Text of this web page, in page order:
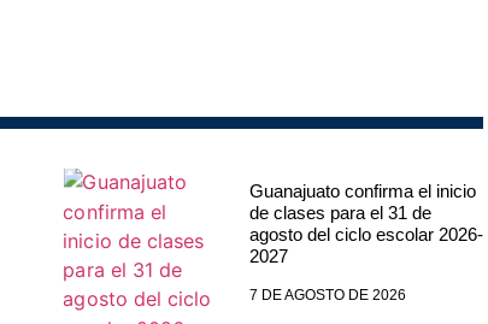
Guanajuato confirma el inicio
de clases para el 31 de
agosto del ciclo escolar 2026-
2027
7 DE AGOSTO DE 2026